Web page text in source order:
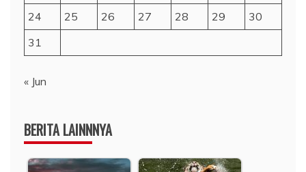
24
25 26 27 28 29
30
31
« Jun
BERITA LAINNNYA